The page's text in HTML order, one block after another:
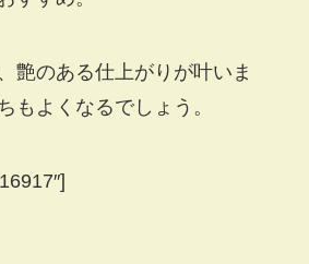
艶のある仕上がりが叶いま
もよくなるでしょう。